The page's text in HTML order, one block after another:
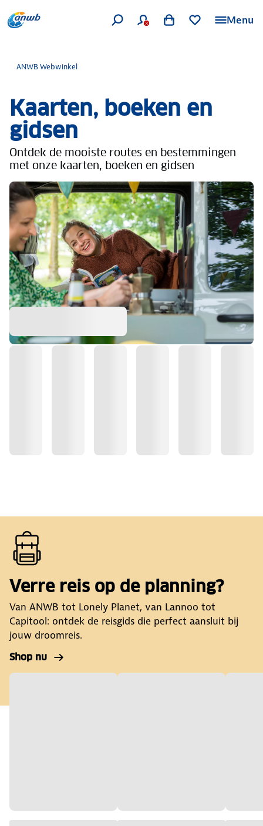
Menu
ANWB Webwinkel
Kaarten, boeken en
gidsen
Ontdek de mooiste routes en bestemmingen
met onze kaarten, boeken en gidsen
Verre reis op de planning?
Van ANWB tot Lonely Planet, van Lannoo tot
Capitool: ontdek de reisgids die perfect aansluit bij
jouw droomreis.
Shop nu